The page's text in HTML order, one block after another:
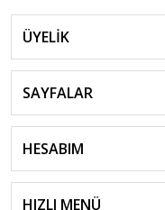
ÜYELİK
SAYFALAR
HESABIM
HIZLI MENÜ